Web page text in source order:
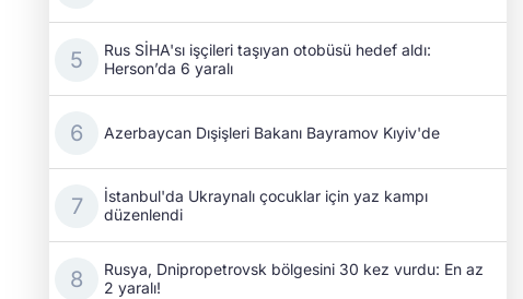
Rus SİHA'sı işçileri taşıyan otobüsü hedef aldı:
Herson’da 6 yaralı
Azerbaycan Dışişleri Bakanı Bayramov Kıyiv'de
İstanbul'da Ukraynalı çocuklar için yaz kampı
düzenlendi
Rusya, Dnipropetrovsk bölgesini 30 kez vurdu: En az
2 yaralı!